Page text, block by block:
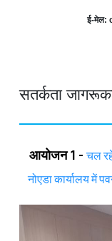
ई-मेल:
सतर्कता
आयोजन 1 -चल
नोएडा कार्यालय में